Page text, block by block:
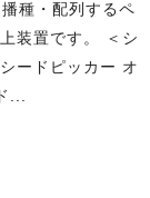
種・配列するペ
装置です。 ＜シ
ードピッカー オ
...